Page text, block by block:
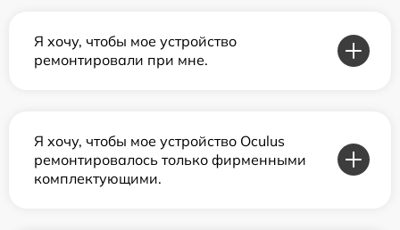
Я хочу, чтобы мое устройство
ремонтировали при мне.
Я хочу, чтобы мое устройство Oculus
ремонтировалось только фирменными
комплектующими.